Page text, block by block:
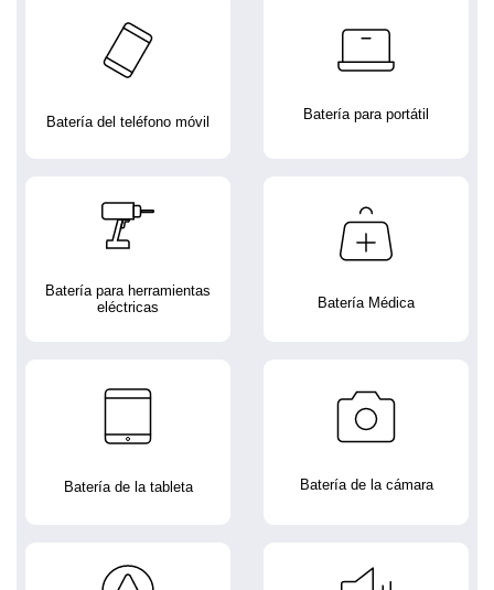
Batería del teléfono móvil Batería para portátil
Batería para herramientas
eléctricas
Batería Médica
Batería de la tableta Batería de la cámara